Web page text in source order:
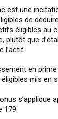
est une
de
éligibles au
plutôt que
l’actif.
en
mis en
s’applique
179.